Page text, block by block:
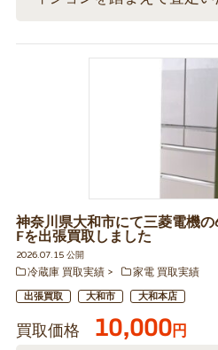
神奈川県大和市にて三菱電機
Fを出張買取しました
2026.07.15 公開
冷蔵庫 買取実績
家電 買取実績
出張買取 大和市 大和本店
買取価格 10,000円